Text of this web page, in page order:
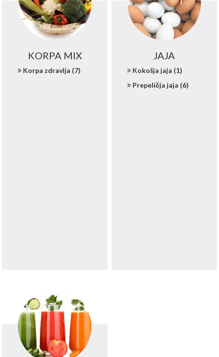
KORPA MIX
Korpa zdravlja (7)
JAJA
Kokošja jaja (1)
Prepeličja jaja (6)